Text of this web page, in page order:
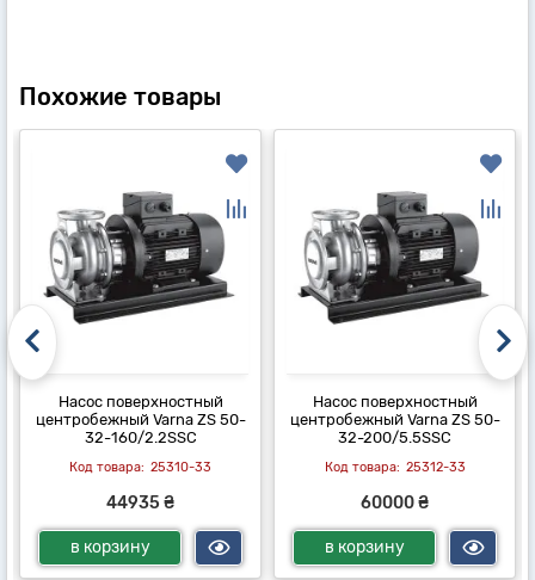
Похожие товары
Насос поверхностный
центробежный Varna ZS 50-
32-160/2.2SSC
25310-33
44935 ₴
в корзину
Насос поверхностный
центробежный Varna ZS 50-
32-200/5.5SSC
25312-33
60000 ₴
в корзину